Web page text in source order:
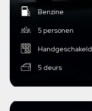
Benzine
5 personen
Handgeschakeld
5 deurs